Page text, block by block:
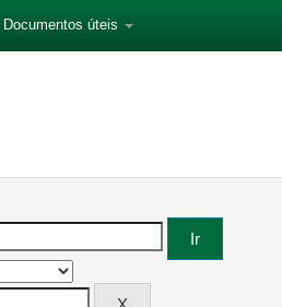
Documentos úteis